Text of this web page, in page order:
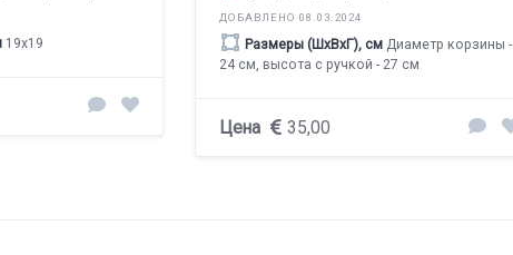
19х19
ДОБАВЛЕНО 08.03.2024
Размеры (ШхВхГ), смДиаметр корзины -
24 см, высота с ручкой - 27 см
Цена 35,00